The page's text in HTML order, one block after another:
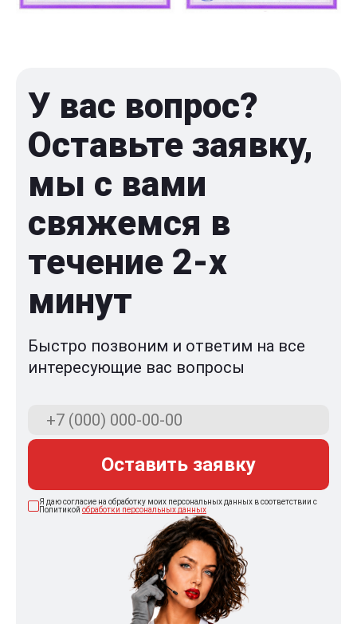
У вас вопрос?
Оставьте заявку,
мы с вами
свяжемся в
течение 2-x
минут
Быстро позвоним и ответим на все
интересующие вас вопросы
Оставить заявку
Я даю согласие на обработку моих персональных данных в соответствии с
Политикой обработки персональных данных